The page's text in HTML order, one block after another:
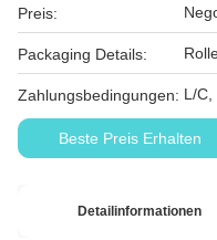
Preis:
Packaging Details:
Zahlungsbedingungen: L/C,
Beste Preis Erhalten
Detailinformationen